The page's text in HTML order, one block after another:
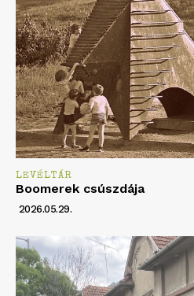
LEVÉLTÁR
Boomerek csúszdája
2026.05.29.